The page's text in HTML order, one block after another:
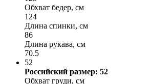
Обхват бедер, см
124
Длина спинки, см
86
Длина рукава, см
70.5
52
Российский размер: 52
Обхват груди, см